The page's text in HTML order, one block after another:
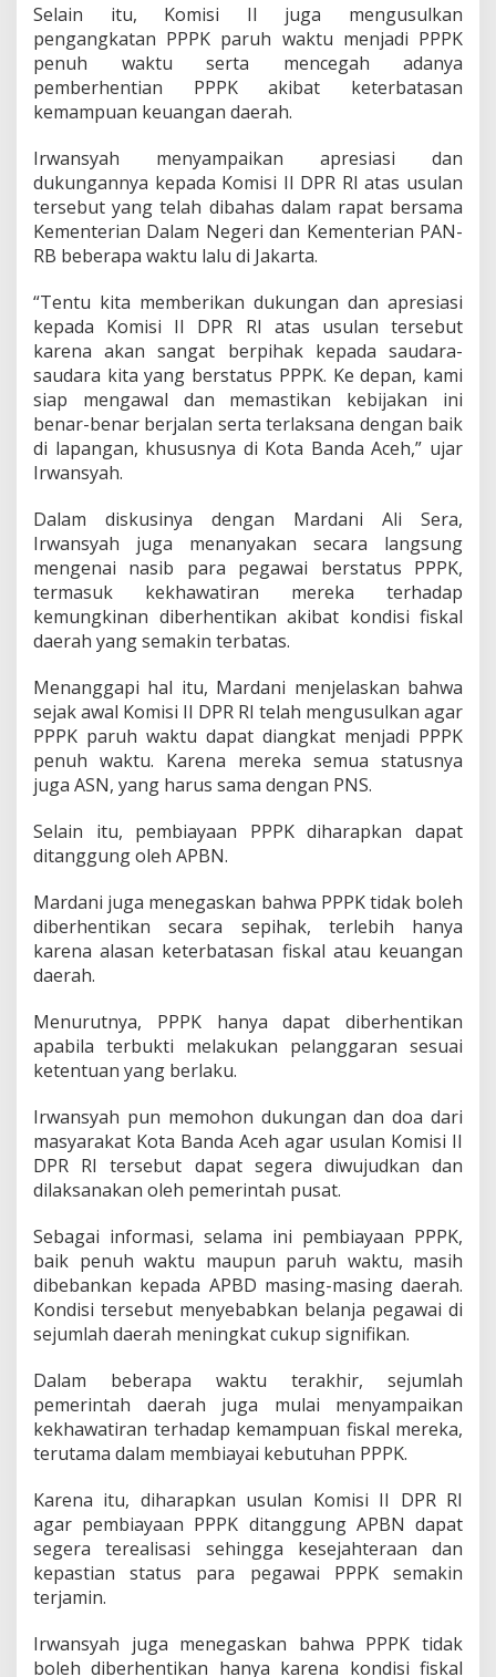
p
r
e
s
s
i
K
o
m
i
i
I
D
P
R
R
I
Selain itu, Komisi II juga mengusulkan
pengangkatan PPPK paruh waktu menjadi PPPK
penuh waktu serta mencegah adanya
pemberhentian PPPK akibat keterbatasan
kemampuan keuangan daerah.
Irwansyah menyampaikan apresiasi dan
dukungannya kepada Komisi II DPR RI atas usulan
tersebut yang telah dibahas dalam rapat bersama
Kementerian Dalam Negeri dan Kementerian PAN-
RB beberapa waktu lalu di Jakarta.
“Tentu kita memberikan dukungan dan apresiasi
kepada Komisi II DPR RI atas usulan tersebut
karena akan sangat berpihak kepada saudara-
saudara kita yang berstatus PPPK. Ke depan, kami
siap mengawal dan memastikan kebijakan ini
benar-benar berjalan serta terlaksana dengan baik
di lapangan, khususnya di Kota Banda Aceh,” ujar
Irwansyah.
Dalam diskusinya dengan Mardani Ali Sera,
Irwansyah juga menanyakan secara langsung
mengenai nasib para pegawai berstatus PPPK,
termasuk kekhawatiran mereka terhadap
kemungkinan diberhentikan akibat kondisi fiskal
daerah yang semakin terbatas.
Menanggapi hal itu, Mardani menjelaskan bahwa
sejak awal Komisi II DPR RI telah mengusulkan agar
PPPK paruh waktu dapat diangkat menjadi PPPK
penuh waktu. Karena mereka semua statusnya
juga ASN, yang harus sama dengan PNS.
Selain itu, pembiayaan PPPK diharapkan dapat
ditanggung oleh APBN.
Mardani juga menegaskan bahwa PPPK tidak boleh
diberhentikan secara sepihak, terlebih hanya
karena alasan keterbatasan fiskal atau keuangan
daerah.
Menurutnya, PPPK hanya dapat diberhentikan
apabila terbukti melakukan pelanggaran sesuai
ketentuan yang berlaku.
Irwansyah pun memohon dukungan dan doa dari
masyarakat Kota Banda Aceh agar usulan Komisi II
DPR RI tersebut dapat segera diwujudkan dan
dilaksanakan oleh pemerintah pusat.
Sebagai informasi, selama ini pembiayaan PPPK,
baik penuh waktu maupun paruh waktu, masih
dibebankan kepada APBD masing-masing daerah.
Kondisi tersebut menyebabkan belanja pegawai di
sejumlah daerah meningkat cukup signifikan.
Dalam beberapa waktu terakhir, sejumlah
pemerintah daerah juga mulai menyampaikan
kekhawatiran terhadap kemampuan fiskal mereka,
terutama dalam membiayai kebutuhan PPPK.
Karena itu, diharapkan usulan Komisi II DPR RI
agar pembiayaan PPPK ditanggung APBN dapat
segera terealisasi sehingga kesejahteraan dan
kepastian status para pegawai PPPK semakin
terjamin.
Irwansyah juga menegaskan bahwa PPPK tidak
boleh diberhentikan hanya karena kondisi fiskal